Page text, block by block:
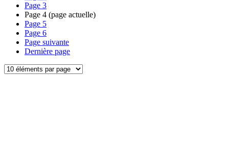
Page 3
Page 4 (page actuelle)
Page 5
Page 6
Page suivante
Dernière page